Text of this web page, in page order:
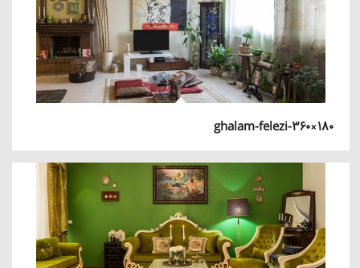
ghalam-felezi-360×180